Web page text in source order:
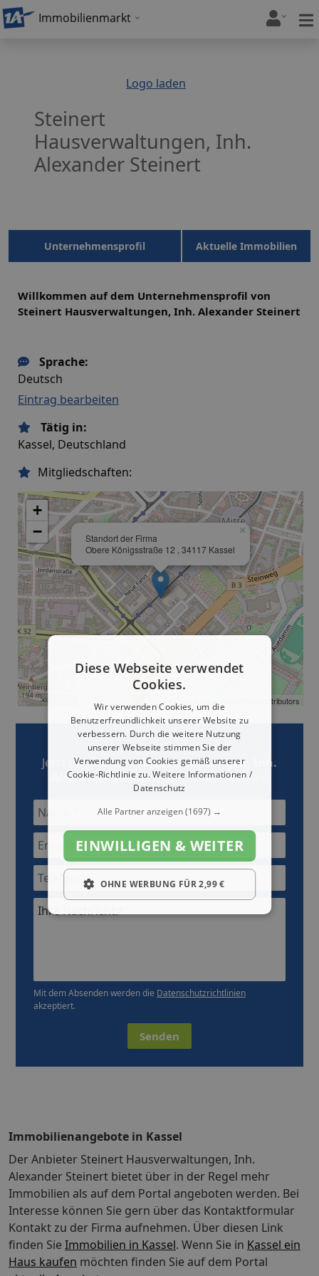
Immobilienmarkt
Logo laden
Steinert
Hausverwaltungen, Inh.
Alexander Steinert
Unternehmensprofil Aktuelle Immobilien
Willkommen auf dem Unternehmensprofil von
Steinert Hausverwaltungen, Inh. Alexander Steinert
Sprache:
Deutsch
Eintrag bearbeiten
Tätig in:
Kassel, Deutschland
Mitgliedschaften:
Standort der Firma
Obere Königsstraße 12 , 34117 Kassel
×
+
−
contributors
Jetzt mitSteinert Hausverwaltungen, Inh.
Alexander SteinertKontakt aufnehmen
Ihre Nachricht:*
Mit dem Absenden werden die Datenschutzrichtlinien
akzeptiert.
Senden
Immobilienangebote in Kassel
Der Anbieter Steinert Hausverwaltungen, Inh.
Alexander Steinert bietet über in der Regel mehr
Immobilien als auf dem Portal angeboten werden. Bei
Interesse können Sie gern über das Kontaktformular
Kontakt zu der Firma aufnehmen. Über diesen Link
finden Sie Immobilien in Kassel. Wenn Sie in Kassel ein
Haus kaufen möchten finden Sie auf dem Portal
Diese Webseite verwendet
Cookies.
Wir verwenden Cookies, um die
Benutzerfreundlichkeit unserer Website zu
verbessern. Durch die weitere Nutzung
unserer Webseite stimmen Sie der
Verwendung von Cookies gemäß unserer
Cookie-Richtlinie zu.Weitere Informationen /
Datenschutz
Alle Partner anzeigen(1697) →
EINWILLIGEN & WEITER
OHNE WERBUNG FÜR 2,99 €